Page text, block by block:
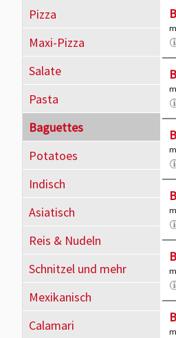
Pizza
Maxi-Pizza
Salate
Pasta
Baguettes
Potatoes
Indisch
Asiatisch
Reis & Nudeln
Schnitzel und mehr
Mexikanisch
Calamari